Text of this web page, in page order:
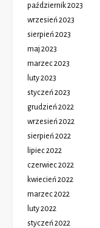
październik 2023
wrzesień 2023
sierpień 2023
maj 2023
marzec 2023
luty 2023
styczeń 2023
grudzień 2022
wrzesień 2022
sierpień 2022
lipiec 2022
czerwiec 2022
kwiecień 2022
marzec 2022
luty 2022
styczeń 2022